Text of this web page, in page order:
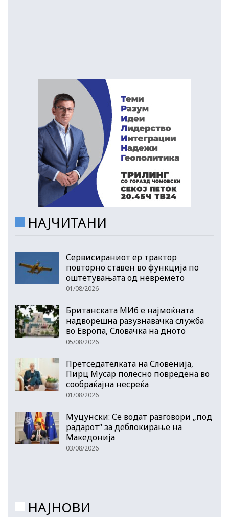
НАЈЧИТАНИ
Сервисираниот ер трактор
повторно ставен во функција по
оштетувањата од невремето
01/08/2026
Британската МИ6 е најмоќната
надворешна разузнавачка служба
во Европа, Словачка на дното
05/08/2026
Претседателката на Словенија,
Пирц Мусар полесно повредена во
сообраќајна несреќа
01/08/2026
Муцунски: Се водат разговори „под
радарот“ за деблокирање на
Македонија
03/08/2026
НАЈНОВИ